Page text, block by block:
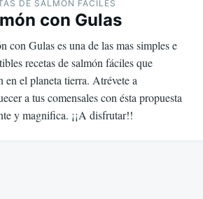
DE SALMON FACILES
con Gulas
con Gulas es una de las mas simples e
recetas de salmón fáciles que
en el planeta tierra. Atrévete a
a tus comensales con ésta propuesta
y magnifica. ¡¡A disfrutar!!